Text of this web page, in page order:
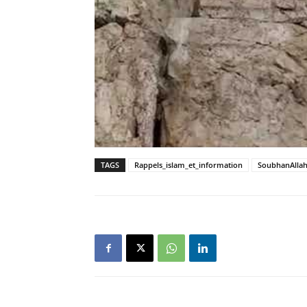
TAGS Rappels_islam_et_information SoubhanAllah